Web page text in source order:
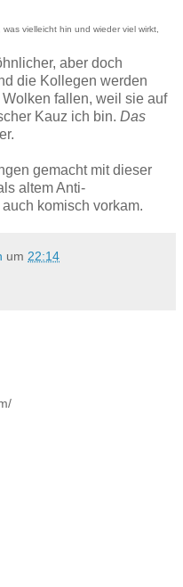
vielleicht hin und wieder viel wirkt,
aber doch
die Kollegen werden
fallen, weil sie auf
Kauz ich bin. Das
gemacht mit dieser
altem Anti-
komisch vorkam.
um 22:14